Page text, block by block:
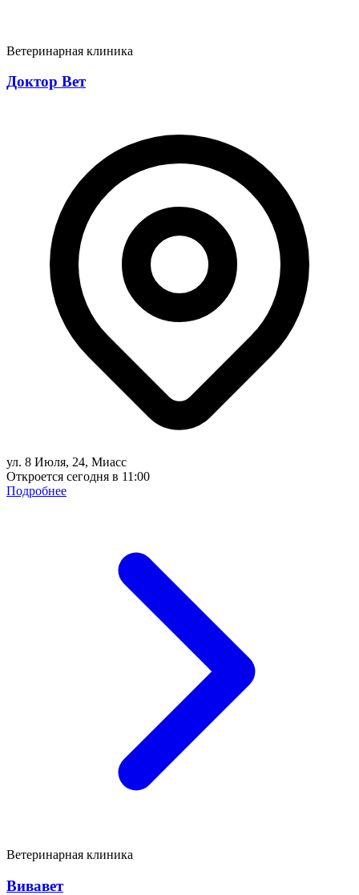
Ветеринарная клиника
Доктор Вет
ул. 8 Июля, 24, Миасс
Откроется сегодня в 11:00
Подробнее
Ветеринарная клиника
Вивавет